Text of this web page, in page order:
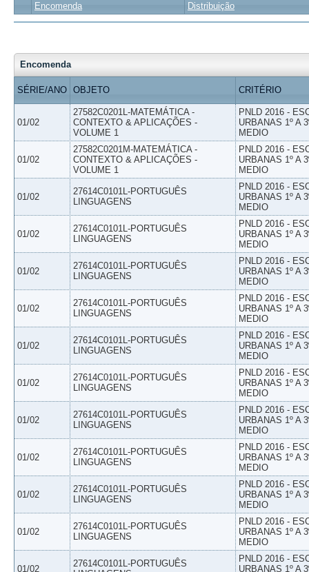
Encomenda Distribuição
Encomenda
SÉRIE/ANO OBJETO CRITÉRIO
01/02
27582C0201L-MATEMÁTICA -
CONTEXTO & APLICAÇÕES -
VOLUME 1
PNLD 2016 -
URBANAS 1º A
MEDIO
01/02
27582C0201M-MATEMÁTICA -
CONTEXTO & APLICAÇÕES -
VOLUME 1
PNLD 2016 -
URBANAS 1º A
MEDIO
01/02
27614C0101L-PORTUGUÊS
LINGUAGENS
PNLD 2016 -
URBANAS 1º A
MEDIO
01/02
27614C0101L-PORTUGUÊS
LINGUAGENS
PNLD 2016 -
URBANAS 1º A
MEDIO
01/02
27614C0101L-PORTUGUÊS
LINGUAGENS
PNLD 2016 -
URBANAS 1º A
MEDIO
01/02
27614C0101L-PORTUGUÊS
LINGUAGENS
PNLD 2016 -
URBANAS 1º A
MEDIO
01/02
27614C0101L-PORTUGUÊS
LINGUAGENS
PNLD 2016 -
URBANAS 1º A
MEDIO
01/02
27614C0101L-PORTUGUÊS
LINGUAGENS
PNLD 2016 -
URBANAS 1º A
MEDIO
01/02
27614C0101L-PORTUGUÊS
LINGUAGENS
PNLD 2016 -
URBANAS 1º A
MEDIO
01/02
27614C0101L-PORTUGUÊS
LINGUAGENS
PNLD 2016 -
URBANAS 1º A
MEDIO
01/02
27614C0101L-PORTUGUÊS
LINGUAGENS
PNLD 2016 -
URBANAS 1º A
MEDIO
01/02
27614C0101L-PORTUGUÊS
LINGUAGENS
PNLD 2016 -
URBANAS 1º A
MEDIO
01/02
27614C0101L-PORTUGUÊS
PNLD 2016 -
URBANAS 1º A